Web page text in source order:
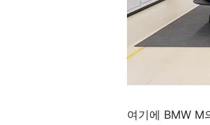
여기에 BMW M